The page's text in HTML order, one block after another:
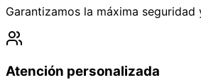
Garantizamos la máxima
Atención personalizada